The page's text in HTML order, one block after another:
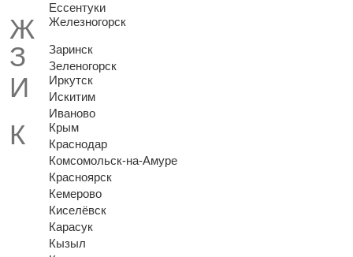
Ессентуки
Железногорск
Заринск
Зеленогорск
Иркутск
Искитим
Иваново
Крым
Краснодар
Комсомольск-на-Амуре
Красноярск
Кемерово
Киселёвск
Карасук
Кызыл